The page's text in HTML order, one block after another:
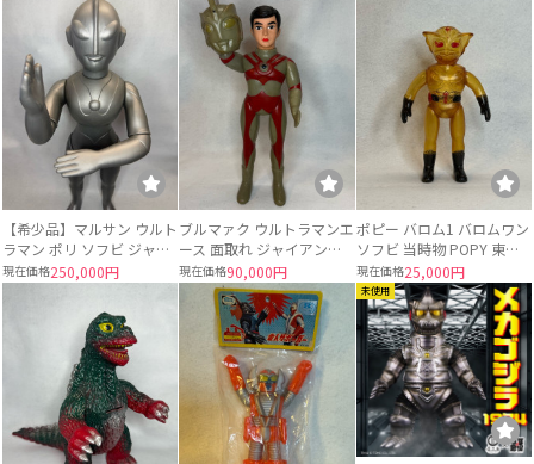
【希少品】マルサン ウルト
ラマン ポリ ソフビ ジャイ
アントサイズ 当時物 約
現在価格250,000円
ブルマァク ウルトラマンエ
ース 面取れ ジャイアント
サイズ ソフビ
現在価格90,000円
ポピー バロム1 バロムワン
ソフビ 当時物 POPY 東映
スケルトン
現在価格25,000円
未使用